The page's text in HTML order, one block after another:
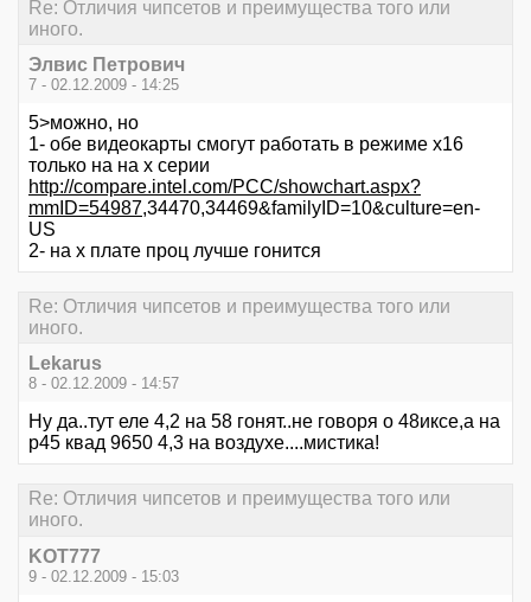
Re: Отличия чипсетов и преимущества того или
иного.
Элвис Петрович
7 - 02.12.2009 - 14:25
5>можно, но
1- обе видеокарты смогут работать в режиме x16
только на на x серии
http://compare.intel.com/PCC/showchart.aspx?
mmID=54987,34470,34469&familyID=10&culture=en-
US
2- на х плате проц лучше гонится
Re: Отличия чипсетов и преимущества того или
иного.
Lekarus
8 - 02.12.2009 - 14:57
Ну да..тут еле 4,2 на 58 гонят..не говоря о 48иксе,а на
p45 квад 9650 4,3 на воздухе....мистика!
Re: Отличия чипсетов и преимущества того или
иного.
KOT777
9 - 02.12.2009 - 15:03